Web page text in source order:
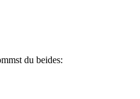
du beides: